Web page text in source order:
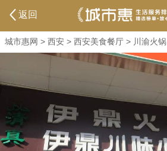
返回
城市惠网 > 西安 > 西安美食餐厅 > 川渝火锅